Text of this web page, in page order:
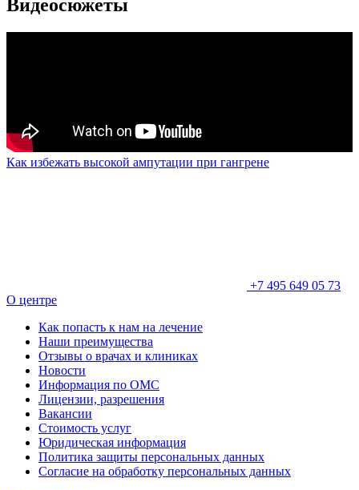
Видеосюжеты
Как избежать высокой ампутации при гангрене
+7 495 649 05 73
О центре
Как попасть к нам на лечение
Наши преимущества
Отзывы о врачах и клиниках
Новости
Информация по ОМС
Лицензии, разрешения
Вакансии
Стоимость услуг
Юридическая информация
Политика защиты персональных данных
Согласие на обработку персональных данных